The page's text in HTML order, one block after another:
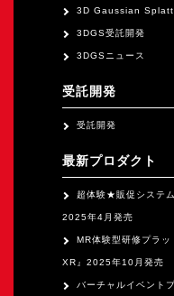
3D Gaussian
3DGS受託開発
3DGSニュース
受託開発
受託開発
最新プロダクト
超体験★販促システ
2025年4月発売
MR体験型研修プラ
XR』2025年10月発売
バーチャルイベント